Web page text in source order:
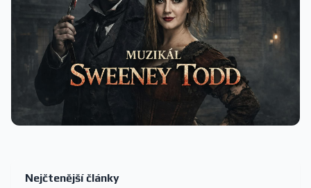
Nejčtenější články